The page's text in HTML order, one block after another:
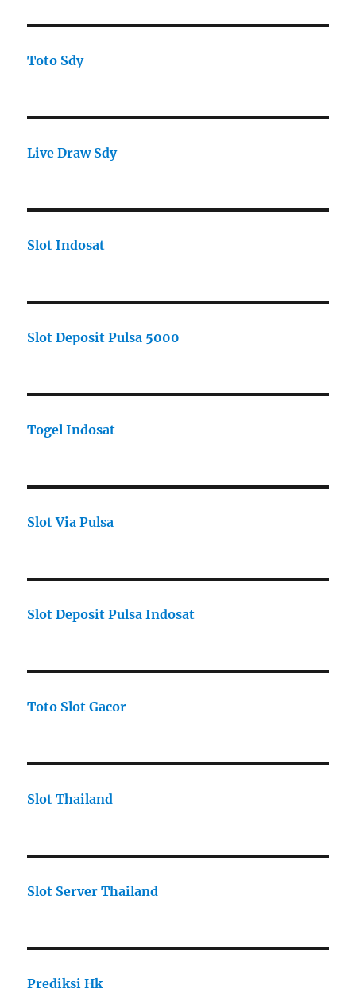
Toto Sdy
Live Draw Sdy
Slot Indosat
Slot Deposit Pulsa 5000
Togel Indosat
Slot Via Pulsa
Slot Deposit Pulsa Indosat
Toto Slot Gacor
Slot Thailand
Slot Server Thailand
Prediksi Hk